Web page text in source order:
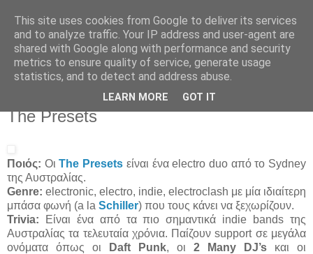
Άκου αυτό ♫
I listen to bands that don't even exist yet.
The Presets
Ποιός: ΟιThe Presets είναι ένα electro duo από το Sydney
της Αυστραλίας.
Genre: electronic, electro, indie, electroclash με μία ιδιαίτερη
μπάσα φωνή (a la Schiller) που τους κάνει να ξεχωρίζουν.
Trivia:
Είναι ένα από τα πιο σημαντικά indie bands της
Αυστραλίας τα τελευταία χρόνια. Παίζουν support σε μεγάλα
ονόματα όπως οι
Daft Punk, οι 2 Many DJ’s και οι
This site uses cookies from Google to deliver its services
and to analyze traffic. Your IP address and user-agent are
shared with Google along with performance and security
metrics to ensure quality of service, generate usage
statistics, and to detect and address abuse.
LEARN MORE GOT IT